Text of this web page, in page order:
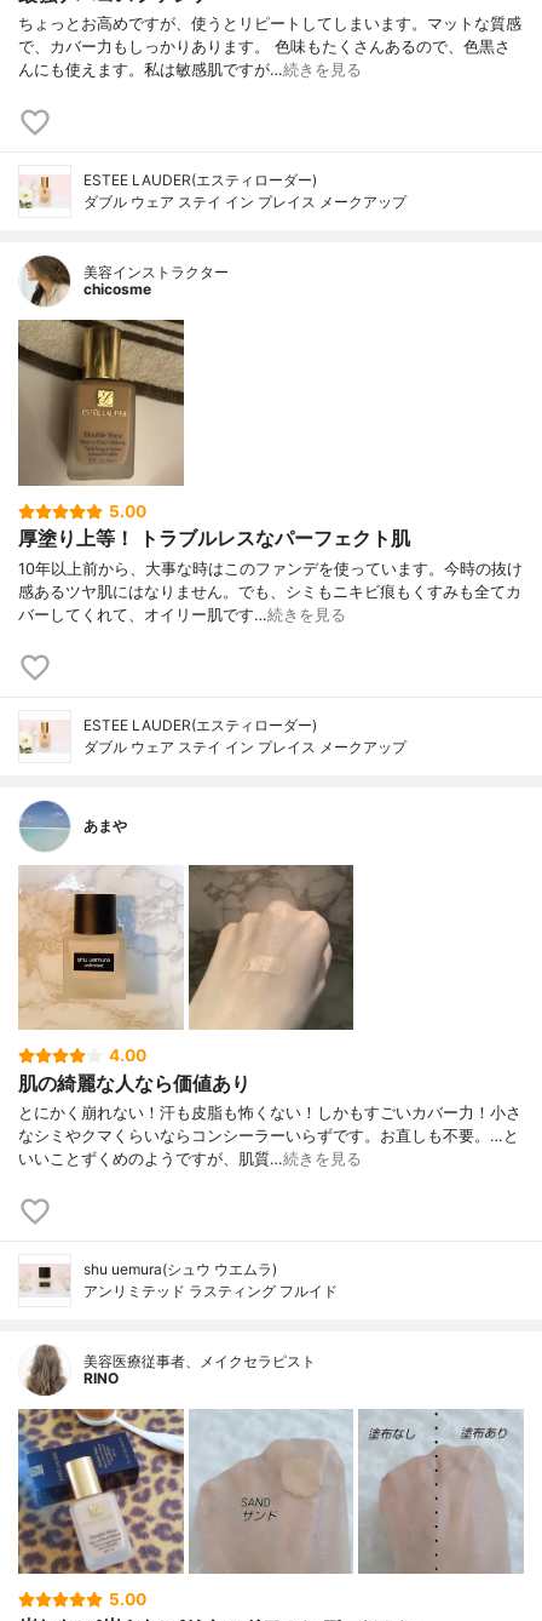
ちょっとお高めですが、使うとリピートしてしまいます。マットな質感
で、カバー力もしっかりあります。 色味もたくさんあるので、色黒さ
んにも使えます。私は敏感肌ですが…続きを見る
ESTEE LAUDER(エスティローダー)
ダブル ウェア ステイ イン プレイス メークアップ
美容インストラクター
chicosme
5.00
厚塗り上等！ トラブルレスなパーフェクト肌
10年以上前から、大事な時はこのファンデを使っています。今時の抜け
感あるツヤ肌にはなりません。でも、シミもニキビ痕もくすみも全てカ
バーしてくれて、オイリー肌です…続きを見る
ESTEE LAUDER(エスティローダー)
ダブル ウェア ステイ イン プレイス メークアップ
あまや
4.00
肌の綺麗な人なら価値あり
とにかく崩れない！汗も皮脂も怖くない！しかもすごいカバー力！小さ
なシミやクマくらいならコンシーラーいらずです。お直しも不要。…と
いいことずくめのようですが、肌質…続きを見る
shu uemura(シュウ ウエムラ)
アンリミテッド ラスティング フルイド
美容医療従事者、メイクセラピスト
RINO
5.00